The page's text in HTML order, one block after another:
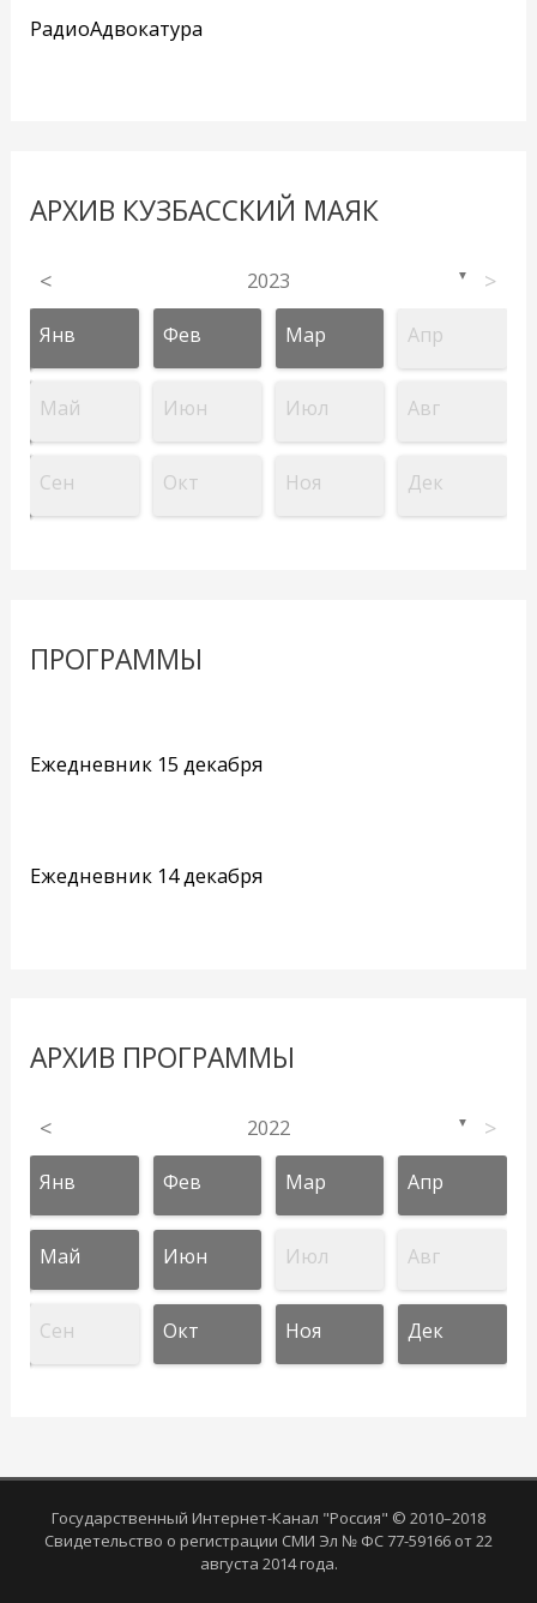
РадиоАдвокатура
АРХИВ КУЗБАССКИЙ МАЯК
< 2023 ▼ >
Янв Фев Мар Апр
Май Июн Июл Авг
Сен Окт Ноя Дек
ПРОГРАММЫ
Ежедневник 15 декабря
Ежедневник 14 декабря
АРХИВ ПРОГРАММЫ
< 2022 ▼ >
Янв Фев Мар Апр
Май Июн Июл Авг
Сен Окт Ноя Дек
Государственный Интернет-Канал "Россия" © 2010–2018
Свидетельство о регистрации СМИ Эл № ФС 77-59166 от 22
августа 2014 года.